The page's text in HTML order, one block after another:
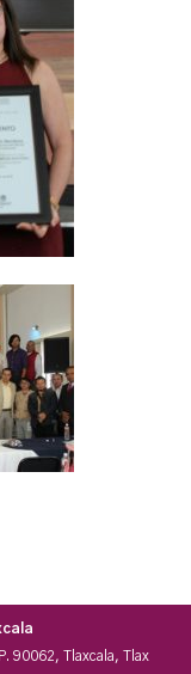
90062, Tlaxcala, Tlax